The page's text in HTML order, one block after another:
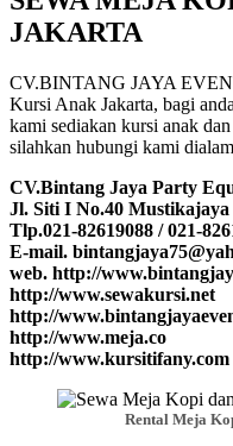
JAKARTA
CV.BINTANG JAYA
Kursi Anak Jakarta, bagi
kami sediakan kursi anak
silahkan hubungi kami
CV.Bintang Jaya Party
Jl. Siti I No.40 Mustikajaya
Tlp.021-82619088 / 021-
E-mail.
web. http://
http://www.sewakursi.net
http://
http://www.meja.co
http://www.kursitifany.com
Rental Meja